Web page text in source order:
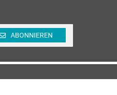
ABONNIEREN